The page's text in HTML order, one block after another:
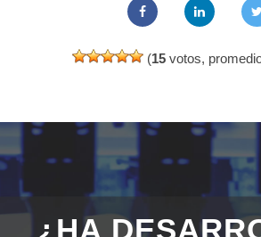
(15votos,
¿HA